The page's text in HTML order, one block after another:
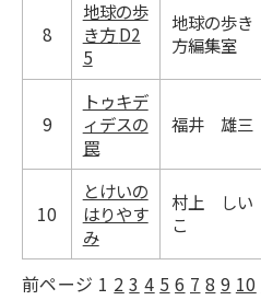
8
地球の歩
き方 D2
5
地球の歩き
方編集室
9
トゥキデ
ィデスの
罠
福井 雄三
10
とけいの
はりやす
み
村上 しい
こ
前ページ 1 2 3 4 5 6 7 8 9 10